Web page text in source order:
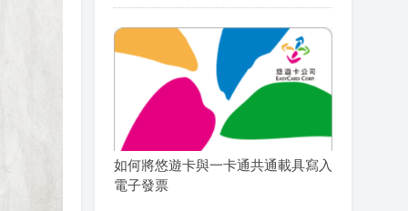
如何將悠遊卡與一卡通共通載具寫入
電子發票